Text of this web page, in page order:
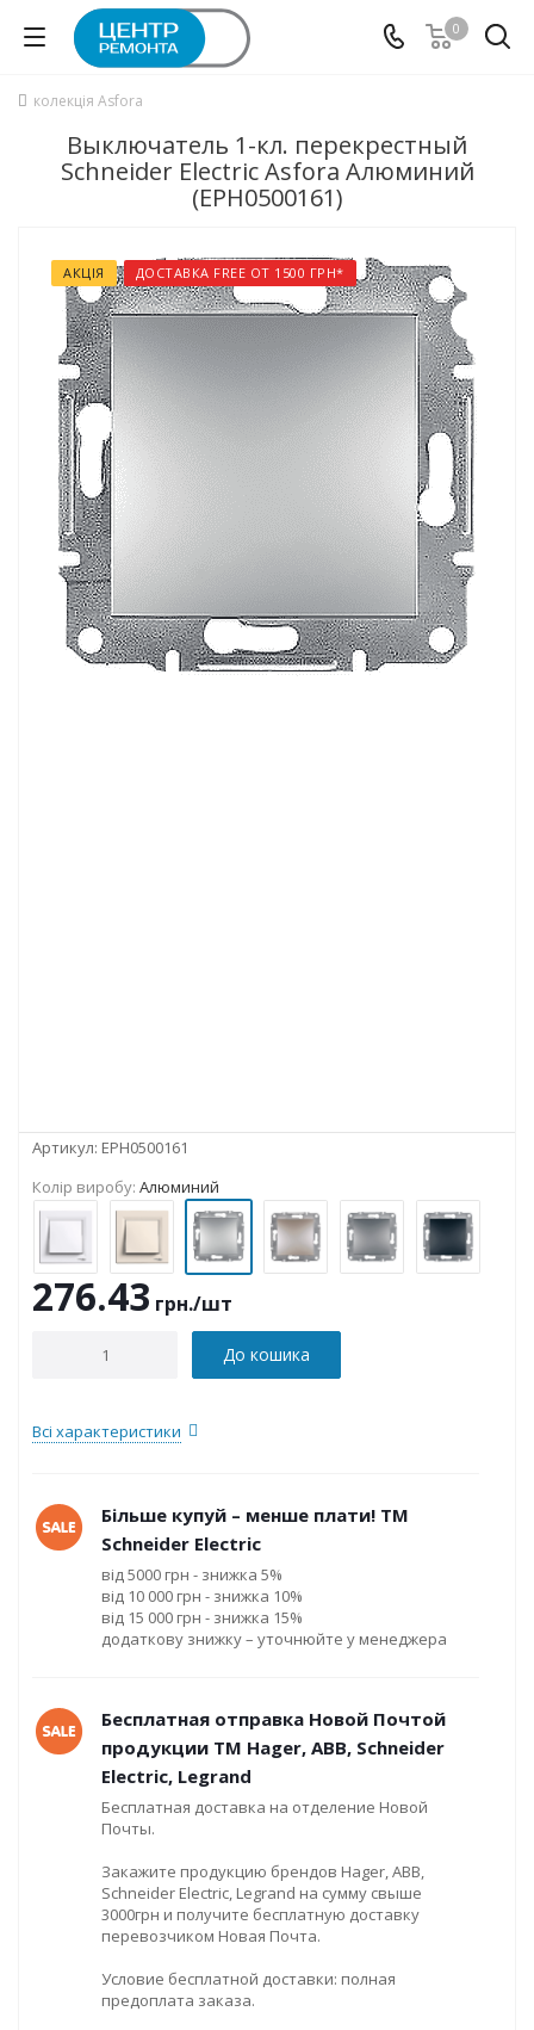
0
колекція Asfora
Выключатель 1-кл. перекрестный
Schneider Electric Asfora Алюминий
(EPH0500161)
АКЦІЯ ДОСТАВКА FREE ОТ 1500 ГРН*
Артикул: EPH0500161
Колір виробу: Алюминий
276.43 грн./шт
До кошика
Всі характеристики
Більше купуй – менше плати! ТМ
Schneider Electric
від 5000 грн - знижка 5%
від 10 000 грн - знижка 10%
від 15 000 грн - знижка 15%
додаткову знижку – уточнюйте у менеджера
Бесплатная отправка Новой Почтой
продукции ТМ Hager, ABB, Schneider
Electric, Legrand
Бесплатная доставка на отделение Новой
Почты.
Закажите продукцию брендов Hager, ABB,
Schneider Electric, Legrand на сумму свыше
3000грн и получите бесплатную доставку
перевозчиком Новая Почта.
Условие бесплатной доставки: полная
предоплата заказа.